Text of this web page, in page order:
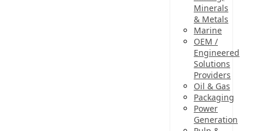
Minerals
& Metals
Marine
OEM /
Engineered
Solutions
Providers
Oil & Gas
Packaging
Power
Generation